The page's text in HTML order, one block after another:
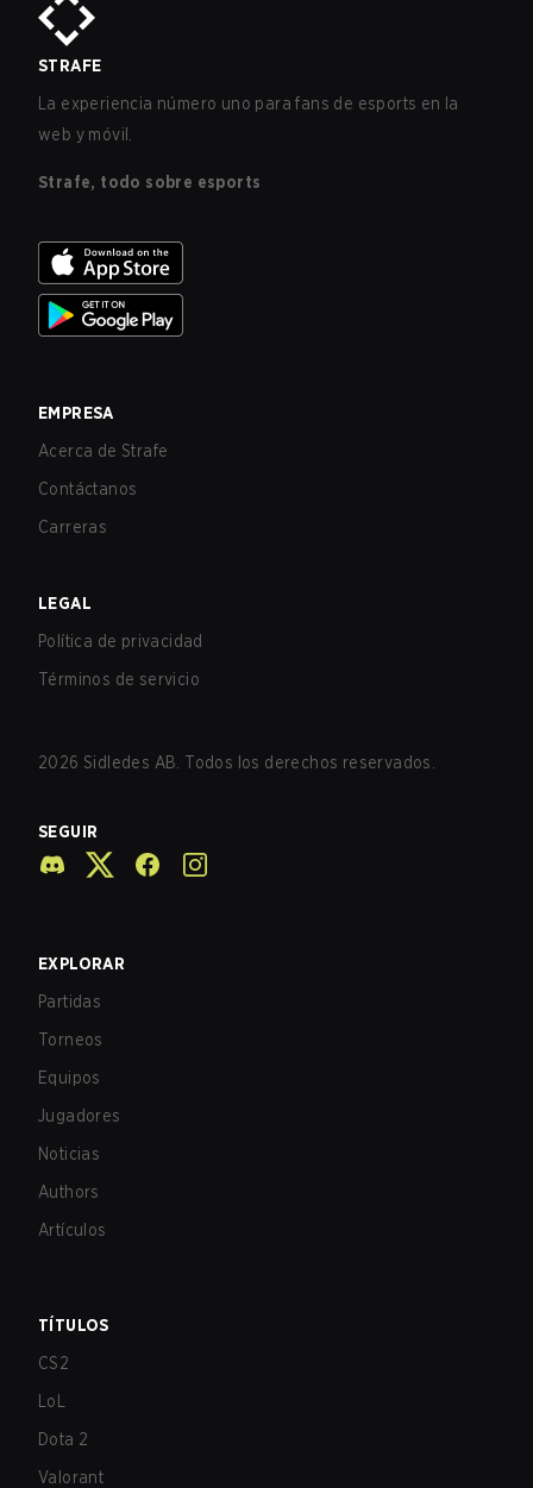
STRAFE
La experiencia número uno para fans de esports en la
web y móvil.
Strafe, todo sobre esports
EMPRESA
Acerca de Strafe
Contáctanos
Carreras
LEGAL
Política de privacidad
Términos de servicio
2026 Sidledes AB. Todos los derechos reservados.
SEGUIR
EXPLORAR
Partidas
Torneos
Equipos
Jugadores
Noticias
Authors
Artículos
TÍTULOS
CS2
LoL
Dota 2
Valorant